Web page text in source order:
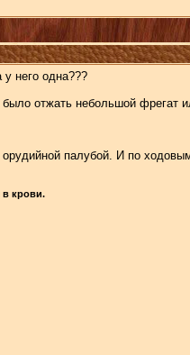
него одна???
отжать небольшой фрегат
палубой. И по
в крови.